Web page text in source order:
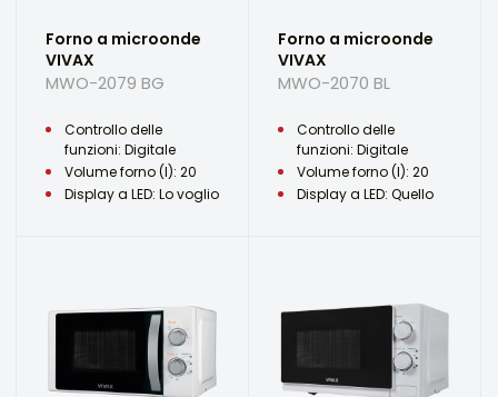
Forno a microonde
VIVAX
MWO-2079 BG
Controllo delle
funzioni: Digitale
Volume forno (l): 20
Display a LED: Lo voglio
Forno a microonde
VIVAX
MWO-2070 BL
Controllo delle
funzioni: Digitale
Volume forno (l): 20
Display a LED: Quello